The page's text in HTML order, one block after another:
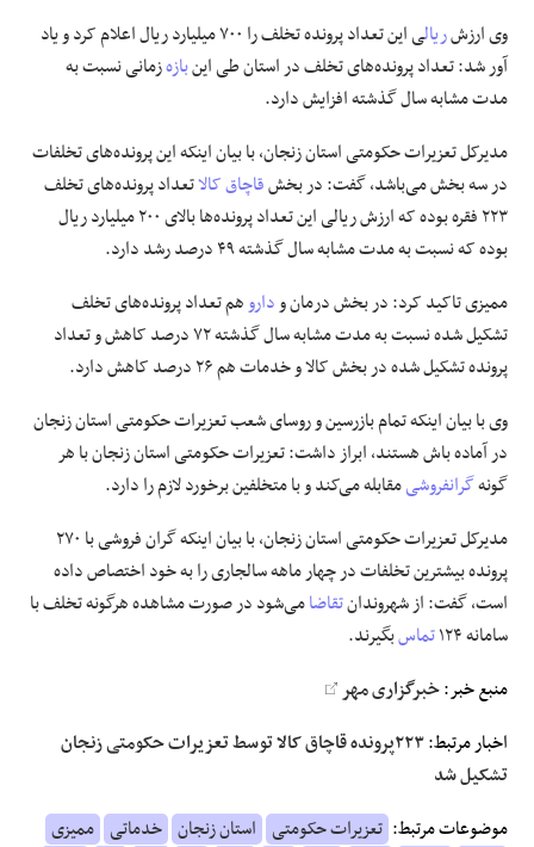
وی ارزشریال
ی این تعداد پرونده تخلف را ۷۰۰ میلیارد ریال اعلام کرد و یاد
آور شد: تعداد پرونده‌های تخلف در استان طی اینبازهزمانی نسبت به
مدت مشابه سال گذشته افزایش دارد.
مدیرکل تعزیرات حکومتی استان زنجان، با بیان اینکه این پرونده‌های تخلفات
در سه بخش می‌باشد، گفت: در بخشقاچاقکالاتعداد پرونده‌های تخلف
۲۲۳ فقره بوده که ارزش ریالی این تعداد پرونده‌ها بالای ۲۰۰ میلیارد ریال
بوده که نسبت به مدت مشابه سال گذشته ۴۹ درصد رشد دارد.
ممیزی تاکید کرد: در بخش درمان وداروهم تعداد پرونده‌های تخلف
تشکیل شده نسبت به مدت مشابه سال گذشته ۷۲ درصد کاهش و تعداد
پرونده تشکیل شده در بخش کالا و خدمات هم ۲۶ درصد کاهش دارد.
وی با بیان اینکه تمام بازرسین و روسای شعب تعزیرات حکومتی استان زنجان
در آماده باش هستند، ابراز داشت: تعزیرات حکومتی استان زنجان با هر
گونهگرانفروشیمقابله می‌کند و با متخلفین برخورد لازم را دارد.
مدیرکل تعزیرات حکومتی استان زنجان، با بیان اینکه گران فروشی با ۲۷۰
پرونده بیشترین تخلفات در چهار ماهه سالجاری را به خود اختصاص داده
است، گفت: از شهروندانتقاضامی‌شود در صورت مشاهده هرگونه تخلف با
سامانه ۱۲۴
تماسبگیرند.
منبع خبر:خبرگزاری مهر
اخبار مرتبط:
۲۲۳پرونده قاچاق کالا توسط تعزیرات حکومتی زنجان
تشکیل شد
موضوعات مرتبط: تعزیرات حکومتی استان زنجان خدماتی ممیزی